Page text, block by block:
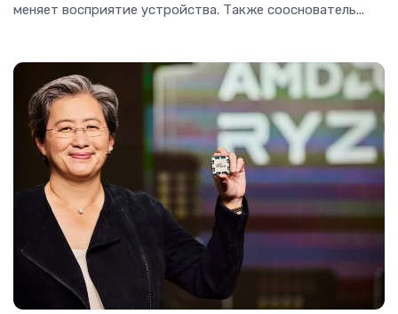
меняет восприятие устройства. Также сооснователь...